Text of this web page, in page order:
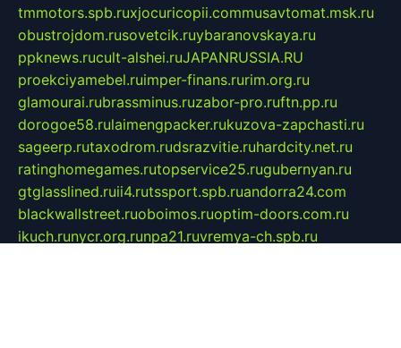
tmmotors.spb.ruxjocuricopii.commusavtomat.msk.ru
obustrojdom.rusovetcik.ruybaranovskaya.ru
ppknews.rucult-alshei.ruJAPANRUSSIA.RU
proekciyamebel.ruimper-finans.rurim.org.ru
glamourai.rubrassminus.ruzabor-pro.ruftn.pp.ru
dorogoe58.rulaimengpacker.rukuzova-zapchasti.ru
sageerp.rutaxodrom.rudsrazvitie.ruhardcity.net.ru
ratinghomegames.rutopservice25.rugubernyan.ru
gtglasslined.ruii4.rutssport.spb.ruandorra24.com
blackwallstreet.ruoboimos.ruoptim-doors.com.ru
ikuch.runycr.org.runpa21.ruvremya-ch.spb.ru